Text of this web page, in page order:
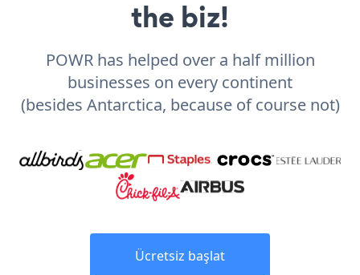
the biz!
POWR has helped over a half million
businesses on every continent
(besides Antarctica, because of course not)
Ücretsiz başlat